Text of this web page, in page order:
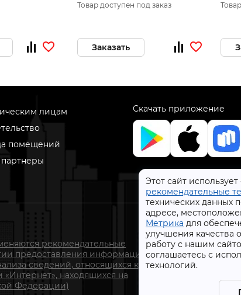
Этот сайт
рекомендательные
технических данных
адресе,
Метрика для
улучшения качества
работу с нашим
соглашаетесь с
технологий.
Товар доступен под заказ
Заказать
лицам
помещений
Скачать приложение
рекомендательные
предоставления информации
сведений, относящихся к
находящихся на
Федерации)
СтройлоН 1998-
Публичная оферта
Обработка
Политика